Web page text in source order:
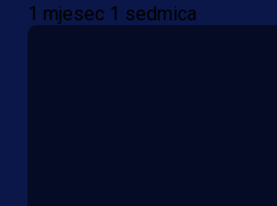
1 mjesec 1 sedmica